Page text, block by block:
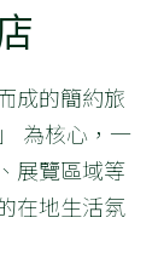
成的簡約旅
為核心，一
展覽區域等
在地生活氛